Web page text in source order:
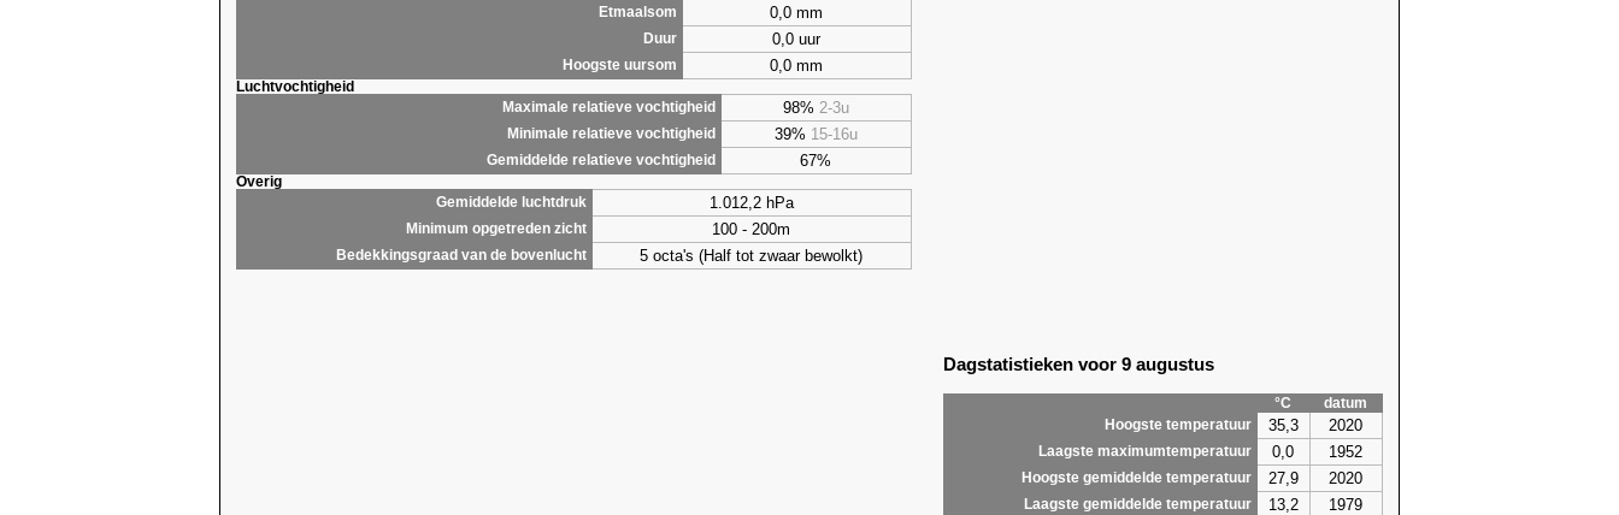
Etmaalsom
0,0 mm
Duur 0,0 uur
Hoogste uursom 0,0 mm
Luchtvochtigheid
Maximale relatieve vochtigheid
98% 2-3u
Minimale relatieve vochtigheid 39% 15-16u
Gemiddelde relatieve vochtigheid 67%
Overig
Gemiddelde luchtdruk
1.012,2 hPa
Minimum opgetreden zicht 100 - 200m
Bedekkingsgraad van de bovenlucht 5 octa's (Half tot zwaar bewolkt)
Dagstatistieken voor 9 augustus
°C
datum
Hoogste temperatuur
35,3 2020
Laagste maximumtemperatuur 0,0 1952
Hoogste gemiddelde temperatuur 27,9 2020
Laagste gemiddelde temperatuur 13,2 1979